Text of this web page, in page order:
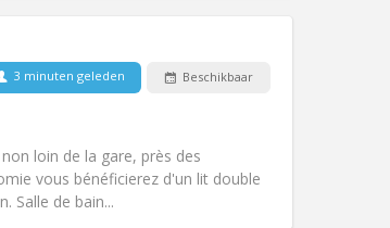
3 minuten geleden Beschikbaar
loin de la gare, près des
vous bénéficierez d'un lit double
Salle de bain...
Hartelijk, gemeenschappelijk,
Rookvrij
Nee